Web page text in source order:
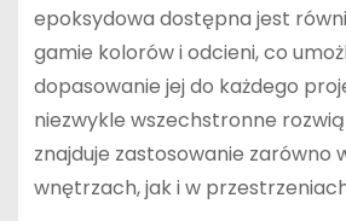
epoksydowa dostępna jest
gamie kolorów i odcieni, co
dopasowanie jej do każdego
niezwykle wszechstronne
znajduje zastosowanie zarówno
wnętrzach, jak i w